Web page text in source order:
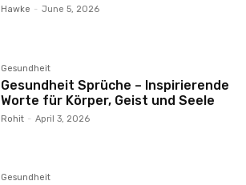
Hawke - June 5, 2026
Gesundheit
Gesundheit Sprüche – Inspirierende
Worte für Körper, Geist und Seele
Rohit - April 3, 2026
Gesundheit